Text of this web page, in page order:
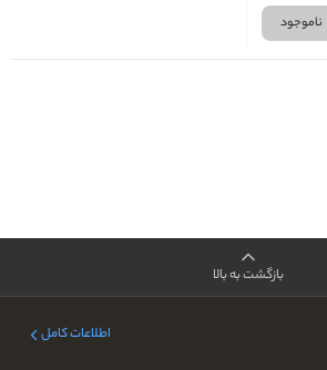
ناموجود
بازگشت به بالا
اطلاعات کامل